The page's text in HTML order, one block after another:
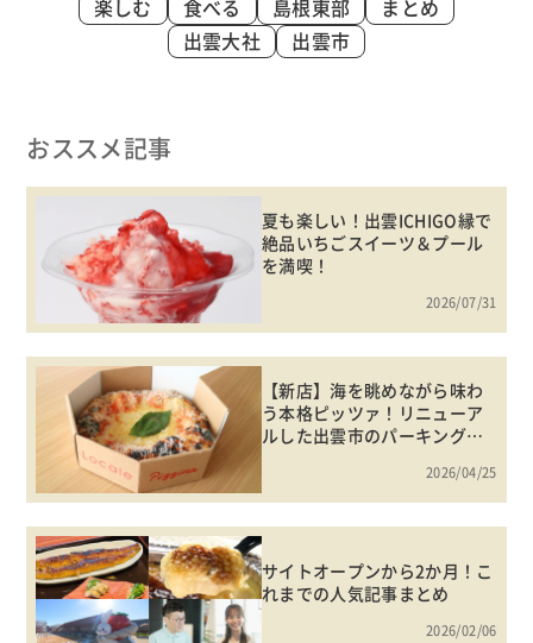
楽しむ 食べる 島根東部
まとめ
出雲大社
出雲市
おススメ記事
夏も楽しい！出雲ICHIGO縁で
絶品いちごスイーツ＆プール
を満喫！
2026/07/31
【新店】海を眺めながら味わ
う本格ピッツァ！リニューア
ルした出雲市のパーキングエ
2026/04/25
サイトオープンから2か月！こ
れまでの人気記事まとめ
2026/02/06